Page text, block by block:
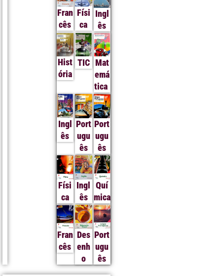
Fran
cês
Físi
ca
Ingl
ês
Hist
ória
TIC Mat
emá
tica
Ingl
ês
Port
ugu
ês
Port
ugu
ês
Físi
ca
Ingl
ês
Quí
mica
Fran
cês
Des
enh
o
Port
ugu
ês